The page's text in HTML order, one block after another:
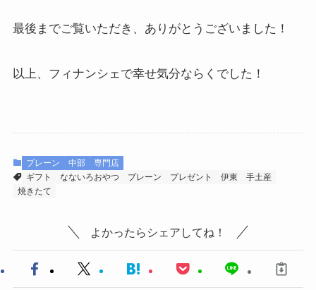
最後までご覧いただき、ありがとうございました！
以上、フィナンシェで幸せ気分ならくでした！
プレーン 中部
専門店
ギフト
なないろおやつ プレーン プレゼント 伊東
手土産
焼きたて
よかったらシェアしてね！